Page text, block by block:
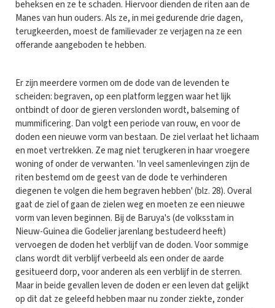
beheksen en ze te schaden. Hiervoor dienden de riten aan de
Manes van hun ouders. Als ze, in mei gedurende drie dagen,
terugkeerden, moest de familievader ze verjagen na ze een
offerande aangeboden te hebben.
Er zijn meerdere vormen om de dode van de levenden te
scheiden: begraven, op een platform leggen waar het lijk
ontbindt of door de gieren verslonden wordt, balseming of
mummificering. Dan volgt een periode van rouw, en voor de
doden een nieuwe vorm van bestaan. De ziel verlaat het lichaam
en moet vertrek­ken. Ze mag niet terugkeren in haar vroegere
woning of onder de verwanten. 'In veel samenlevingen zijn de
riten bestemd om de geest van de dode te verhinderen
diegenen te volgen die hem begraven hebben' (blz. 28). Overal
gaat de ziel of gaan de zielen weg en moeten ze een nieuwe
vorm van leven beginnen. Bij de Baruya's (de volksstam in
Nieuw-Guinea die Godelier jarenlang bestudeerd heeft)
vervoegen de doden het verblijf van de doden. Voor sommige
clans wordt dit verblijf verbeeld als een onder de aarde
gesitueerd dorp, voor anderen als een verblijf in de sterren.
Maar in beide gevallen leven de doden er een leven dat gelijkt
op dit dat ze geleefd hebben maar nu zonder ziekte, zonder